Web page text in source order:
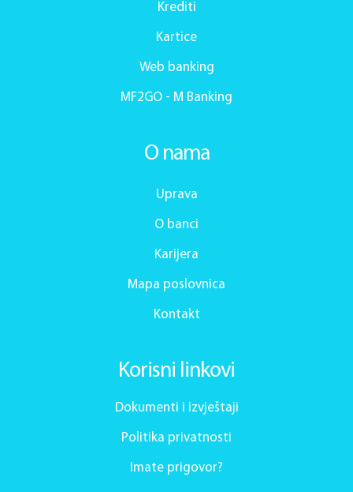
Krediti
Kartice
Web banking
MF2GO - M Banking
O nama
Uprava
O banci
Karijera
Mapa poslovnica
Kontakt
Korisni linkovi
Dokumenti i izvještaji
Politika privatnosti
Imate prigovor?